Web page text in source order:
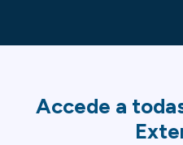
Accede a